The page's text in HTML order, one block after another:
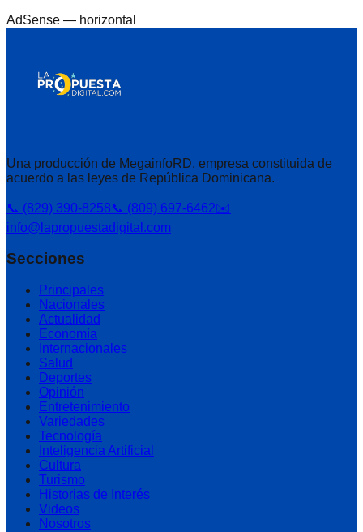
AdSense — horizontal
Una producción de MegainfoRD, empresa constituida de
acuerdo a las leyes de República Dominicana.
📞 (829) 390-8258📞 (809) 697-6462✉️
info@lapropuestadigital.com
Secciones
Principales
Nacionales
Actualidad
Economía
Internacionales
Salud
Deportes
Opinión
Entretenimiento
Variedades
Tecnología
Inteligencia Artificial
Cultura
Turismo
Historias de Interés
Videos
Nosotros